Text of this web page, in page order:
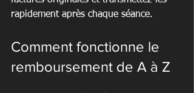
rapidement après chaque séance.
Comment fonctionne le
remboursement de A à Z